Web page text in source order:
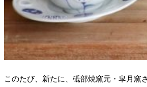
このたび、新たに、砥部焼窯元・皐月窯